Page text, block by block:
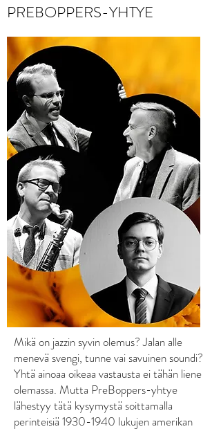
PREBOPPERS-YHTYE
Mikä on jazzin syvin olemus? Jalan alle
menevä svengi, tunne vai savuinen soundi?
Yhtä ainoaa oikeaa vastausta ei tähän liene
olemassa. Mutta PreBoppers-yhtye
lähestyy tätä kysymystä soittamalla
perinteisiä 1930-1940 lukujen amerikan